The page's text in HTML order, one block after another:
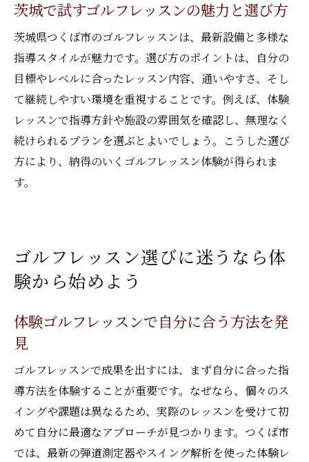
快適なゴルフレッスン環境の選び方
自分に合うゴルフレッスンの見極め方を解説
目的別のゴルフレッスン選び方ガイド
体験レッスンを活用して最適な方法を発見
マンツーマンか少人数制か比較するポイン
ト
効果的なゴルフレッスンの特徴と判断基準
ゴルフレッスンで最短上達を目指す実践術
最新機器とマンツーマン指導の活用方法
ント
訣
インドアゴルフがもたらす成長の実感
自分に合うゴルフレッスンで理想の上達を
実現
茨城で試すゴルフレッスンの魅力と選び方
茨城県つくば市のゴルフレッスンは、最新設備と多様な
指導スタイルが魅力です。選び方のポイントは、自分の
目標やレベルに合ったレッスン内容、通いやすさ、そし
て継続しやすい環境を重視することです。例えば、体験
レッスンで指導方針や施設の雰囲気を確認し、無理なく
続けられるプランを選ぶとよいでしょう。こうした選び
方により、納得のいくゴルフレッスン体験が得られま
す。
ゴルフレッスン選びに迷うなら体
験から始めよう
体験ゴルフレッスンで自分に合う方法を発
見
ゴルフレッスンで成果を出すには、まず自分に合った指
導方法を体験することが重要です。なぜなら、個々のス
イングや課題は異なるため、実際のレッスンを受けて初
めて自分に最適なアプローチが見つかります。つくば市
では、最新の弾道測定器やスイング解析を使った体験レ